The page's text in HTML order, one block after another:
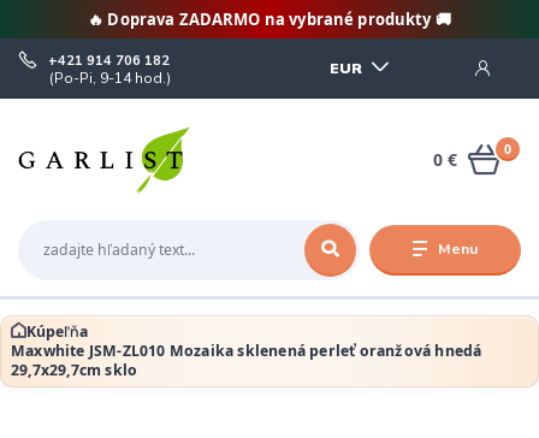
🔥 Doprava ZADARMO na vybrané produkty 🚚
Menu
EUR
+421 914 706 182
(Po-Pi, 9-14 hod.)
0
0 €
Kúpeľňa
Maxwhite JSM-ZL010 Mozaika sklenená perleť oranžová hnedá
29,7x29,7cm sklo